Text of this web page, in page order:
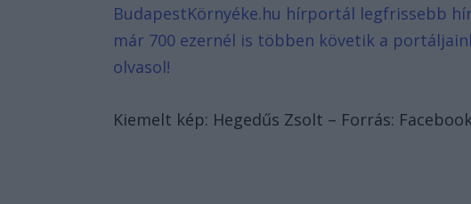
BudapestKörnyéke.hu hírportál legfrissebb
már 700 ezernél is többen követik a
olvasol!
Kiemelt kép: Hegedűs Zsolt – Forrás: Facebook